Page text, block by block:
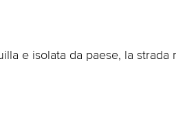
e isolata da paese, la strada